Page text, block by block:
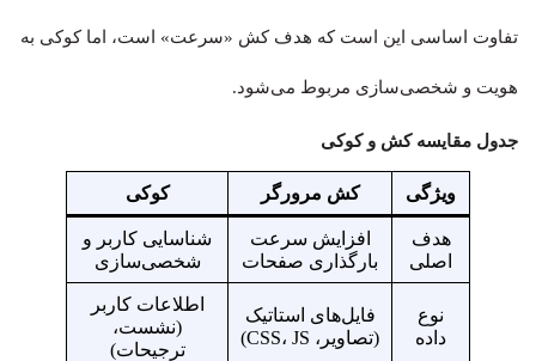
تفاوت اساسی این است که هدف کش «سرعت» است، اما کوکی به
هویت و شخصی‌سازی مربوط می‌شود.
جدول مقایسه کش و کوکی
ویژگی کش مرورگر کوکی
هدف
اصلی
افزایش سرعت
بارگذاری صفحات
شناسایی کاربر و
شخصی‌سازی
نوع
داده
فایل‌های استاتیک
(تصاویر، CSS، JS)
اطلاعات کاربر
(نشست،
ترجیحات)